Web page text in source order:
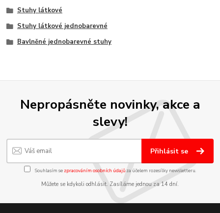
Stuhy látkové
Stuhy látkové jednobarevné
Bavlněné jednobarevné stuhy
Nepropásněte novinky, akce a
slevy!
Přihlásit se
Souhlasím se zpracováním osobních údajůza účelem rozesílky newsletteru.
Můžete se kdykoli odhlásit. Zasíláme jednou za 14 dní.